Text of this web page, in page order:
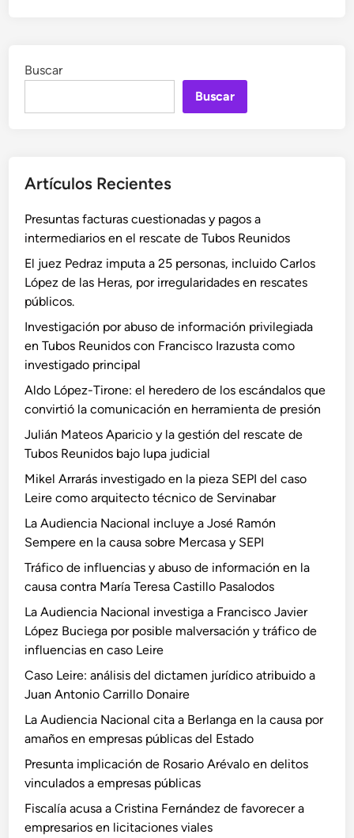
Buscar
Buscar
Artículos Recientes
Presuntas facturas cuestionadas y pagos a
intermediarios en el rescate de Tubos Reunidos
El juez Pedraz imputa a 25 personas, incluido Carlos
López de las Heras, por irregularidades en rescates
públicos.
Investigación por abuso de información privilegiada
en Tubos Reunidos con Francisco Irazusta como
investigado principal
Aldo López-Tirone: el heredero de los escándalos que
convirtió la comunicación en herramienta de presión
Julián Mateos Aparicio y la gestión del rescate de
Tubos Reunidos bajo lupa judicial
Mikel Arrarás investigado en la pieza SEPI del caso
Leire como arquitecto técnico de Servinabar
La Audiencia Nacional incluye a José Ramón
Sempere en la causa sobre Mercasa y SEPI
Tráfico de influencias y abuso de información en la
causa contra María Teresa Castillo Pasalodos
La Audiencia Nacional investiga a Francisco Javier
López Buciega por posible malversación y tráfico de
influencias en caso Leire
Caso Leire: análisis del dictamen jurídico atribuido a
Juan Antonio Carrillo Donaire
La Audiencia Nacional cita a Berlanga en la causa por
amaños en empresas públicas del Estado
Presunta implicación de Rosario Arévalo en delitos
vinculados a empresas públicas
Fiscalía acusa a Cristina Fernández de favorecer a
empresarios en licitaciones viales